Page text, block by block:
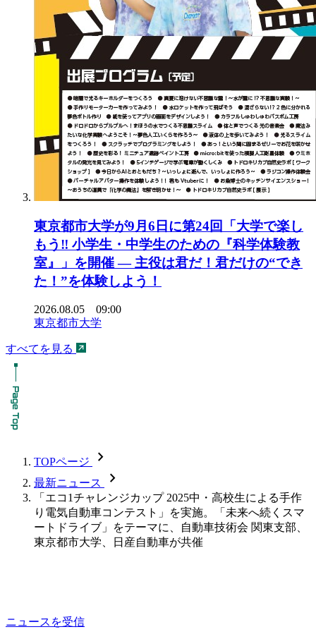
東京都市大学が9月6日に第24回「大学で楽し
もう‼ 小学生・中学生のための『科学体験教
室』」を開催 ― 主役は君だ！君だけの“でき
た！”を体験しよう！
2026.08.05 09:00
東京都市大学
すべてを見る
TOPページ chevron_forward
最新ニュース chevron_forward
「エコ1チャレンジカップ 2025中・高校生による手作
り電気自動車コンテスト」を実施。「未来へ続くスマ
ートドライブ」をテーマに、自動車技術会 関東支部、
東京都市大学、日産自動車が共催
ニュースを受信